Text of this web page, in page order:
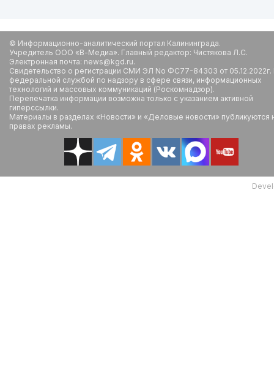
© Информационно-аналитический портал Калининграда.
Учредитель ООО «В-Медиа». Главный редактор: Чистякова Л.С.
Электронная почта: news@kgd.ru.
Свидетельство о регистрации СМИ ЭЛ No ФС77-84303 от
федеральной службой по надзору в сфере связи, информационных
технологий и массовых коммуникаций (Роскомнадзор).
Перепечатка информации возможна только с указанием активной
гиперссылки.
Материалы в разделах «Новости» и «Деловые новости» публикуются
правах рекламы.